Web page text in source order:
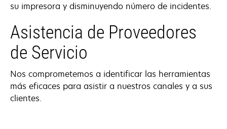
su impresora y disminuyendo número de incidentes.
Asistencia de Proveedores
de Servicio
Nos comprometemos a identificar las herramientas
más eficaces para asistir a nuestros canales y a sus
clientes.